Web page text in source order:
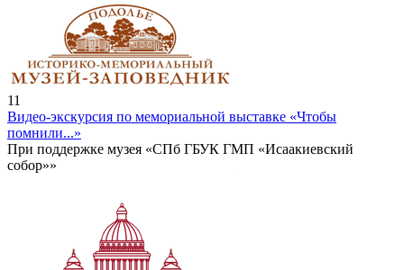
11
Видео-экскурсия по мемориальной выставке «Чтобы
помнили...»
При поддержке музея «СПб ГБУК ГМП «Исаакиевский
собор»»